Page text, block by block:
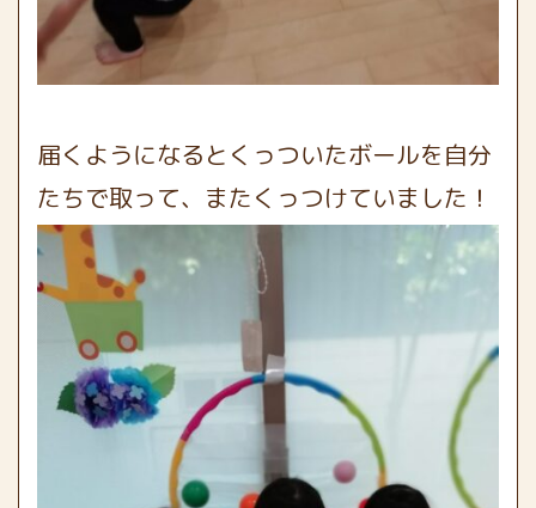
届くようになるとくっついたボールを自分
たちで取って、またくっつけていました！